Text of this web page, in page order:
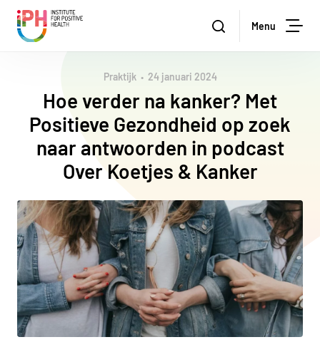
Institute for Positive Health Zoeken
Menu
Praktijk 24 januari 2024
Hoe verder na kanker? Met
Positieve Gezondheid op zoek
naar antwoorden in podcast
Over Koetjes & Kanker